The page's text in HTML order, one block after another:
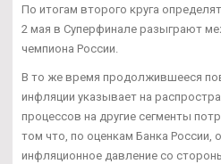
По итогам второго круга
2 мая в Суперфинале разыграют
чемпиона России.
В то же время продолжившееся
инфляции указывает на
процессов на другие сегменты
том что, по оценкам Банка России,
инфляционное давление со